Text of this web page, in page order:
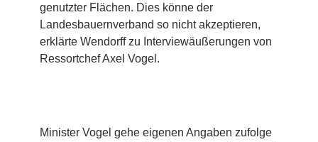
genutzter Flächen. Dies könne der
Landesbauernverband so nicht akzeptieren,
erklärte Wendorff zu Interviewäußerungen von
Ressortchef Axel Vogel.
Minister Vogel gehe eigenen Angaben zufolge